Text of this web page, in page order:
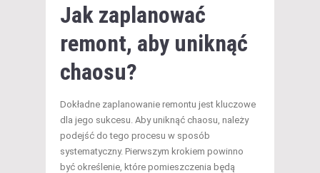
Jak zaplanować
remont, aby uniknąć
chaosu?
Dokładne zaplanowanie remontu jest kluczowe
dla jego sukcesu. Aby uniknąć chaosu, należy
podejść do tego procesu w sposób
systematyczny. Pierwszym krokiem powinno
być określenie, które pomieszczenia będą